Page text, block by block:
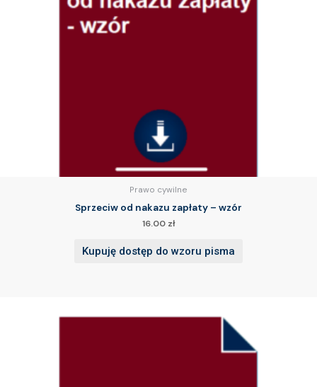
Prawo cywilne
Sprzeciw od nakazu zapłaty – wzór
16.00 zł
Kupuję dostęp do wzoru pisma